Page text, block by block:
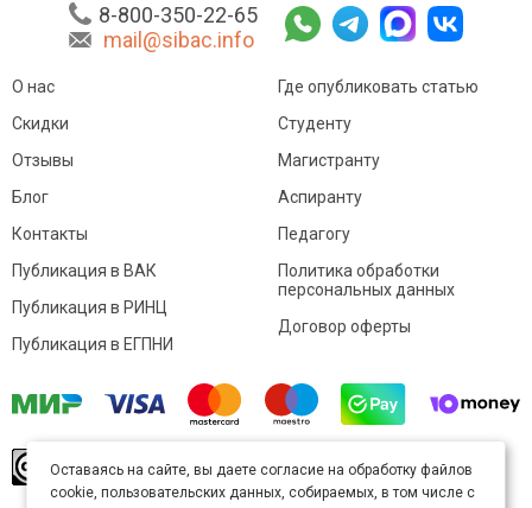
8-800-350-22-65
mail@sibac.info
О нас
Скидки
Отзывы
Блог
Контакты
Где опубликовать статью
Студенту
Магистранту
Аспиранту
Педагогу
Публикация в ВАК
Публикация в РИНЦ
Публикация в ЕГПНИ
Политика обработки
персональных данных
Договор оферты
произведение доступно полицензии Creative
Commons «Attribution» («Атрибуция») 4.0
Оставаясь на сайте, вы даете согласие на обработку файлов
cookie, пользовательских данных, собираемых, в том числе с